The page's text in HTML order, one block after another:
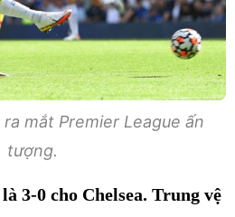
mắt Premier League ấn
tượng.
3-0 cho Chelsea. Trung vệ